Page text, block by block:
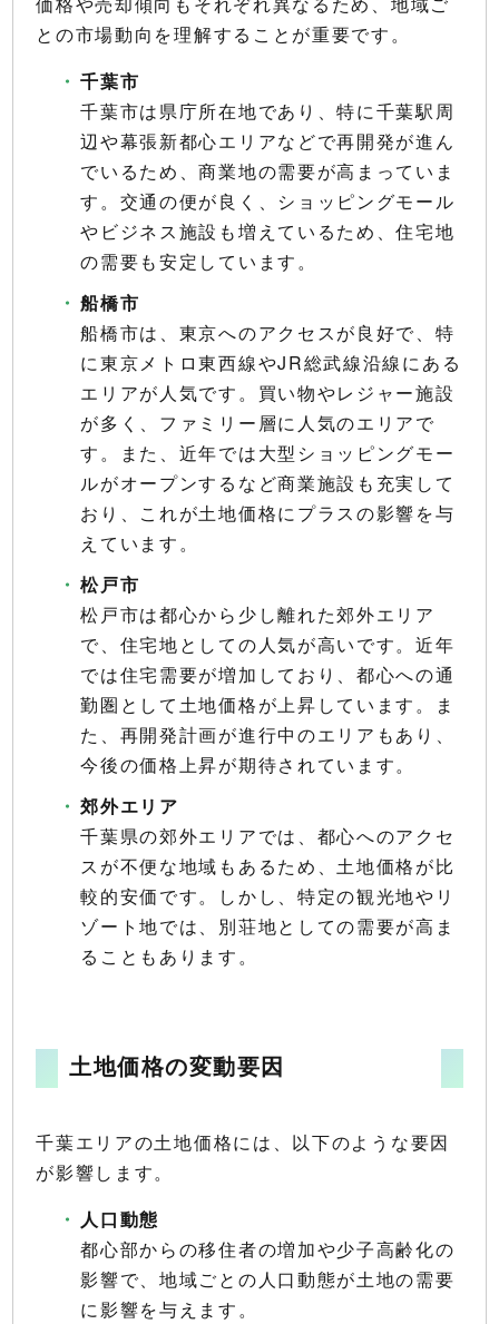
との市場動向を理解することが重要です。
千葉市
千葉市は県庁所在地であり、特に千葉駅周
辺や幕張新都心エリアなどで再開発が進ん
でいるため、商業地の需要が高まっていま
す。交通の便が良く、ショッピングモール
やビジネス施設も増えているため、住宅地
の需要も安定しています。
船橋市
船橋市は、東京へのアクセスが良好で、特
に東京メトロ東西線やJR総武線沿線にある
エリアが人気です。買い物やレジャー施設
が多く、ファミリー層に人気のエリアで
す。また、近年では大型ショッピングモー
ルがオープンするなど商業施設も充実して
おり、これが土地価格にプラスの影響を与
えています。
松戸市
松戸市は都心から少し離れた郊外エリア
で、住宅地としての人気が高いです。近年
では住宅需要が増加しており、都心への通
勤圏として土地価格が上昇しています。ま
た、再開発計画が進行中のエリアもあり、
今後の価格上昇が期待されています。
郊外エリア
千葉県の郊外エリアでは、都心へのアクセ
スが不便な地域もあるため、土地価格が比
較的安価です。しかし、特定の観光地やリ
ゾート地では、別荘地としての需要が高ま
ることもあります。
土地価格の変動要因
千葉エリアの土地価格には、以下のような要因
が影響します。
人口動態
都心部からの移住者の増加や少子高齢化の
影響で、地域ごとの人口動態が土地の需要
に影響を与えます。